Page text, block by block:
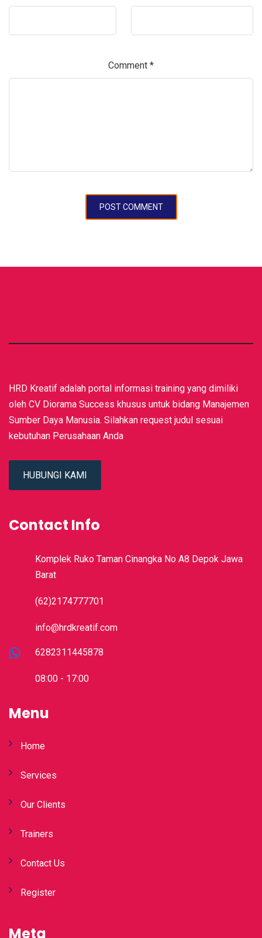
Comment *
HRD Kreatif adalah portal informasi training yang dimiliki
oleh CV Diorama Success khusus untuk bidang Manajemen
Sumber Daya Manusia. Silahkan request judul sesuai
kebutuhan Perusahaan Anda
HUBUNGI KAMI
Contact Info
Komplek Ruko Taman Cinangka No A8 Depok Jawa
Barat
(62)2174777701
info@hrdkreatif.com
6282311445878
08:00 - 17:00
Menu
Home
Services
Our Clients
Trainers
Contact Us
Register
Meta